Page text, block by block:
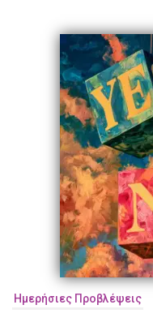
Ημερήσιες Προβλέψεις